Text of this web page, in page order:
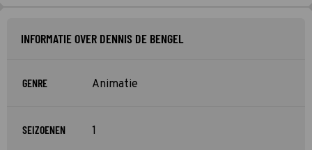
INFORMATIE OVER DENNIS DE BENGEL
GENRE Animatie
SEIZOENEN 1